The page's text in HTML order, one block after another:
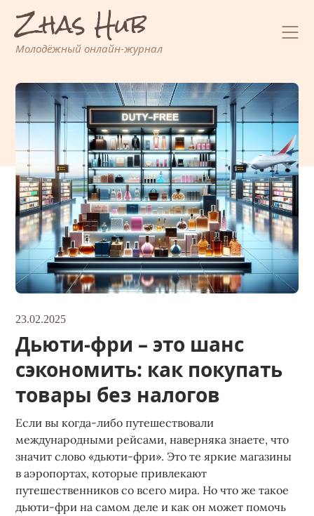
Перейти
содержимому
Zhas Hub
Молодёжный онлайн-журнал
23.02.2025
Дьюти-фри – это шанс
сэкономить: как покупать
товары без налогов
Если вы когда-либо путешествовали
международными рейсами, наверняка знаете, что
значит слово «дьюти-фри». Это те яркие магазины
в аэропортах, которые привлекают
путешественников со всего мира. Но что же такое
дьюти-фри на самом деле и как он может помочь